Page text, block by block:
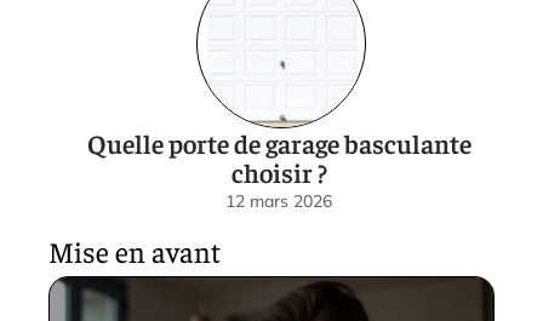
Quelle porte de garage basculante
choisir ?
12 mars 2026
Mise en avant